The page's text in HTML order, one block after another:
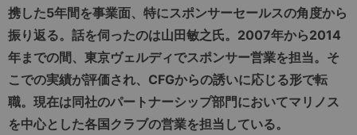
携した5年間を事業面、特にスポンサーセールスの角度から
振り返る。話を伺ったのは山田敏之氏。2007年から2014
年までの間、東京ヴェルディでスポンサー営業を担当。そ
こでの実績が評価され、CFGからの誘いに応じる形で転
職。現在は同社のパートナーシップ部門においてマリノス
を中心とした各国クラブの営業を担当している。